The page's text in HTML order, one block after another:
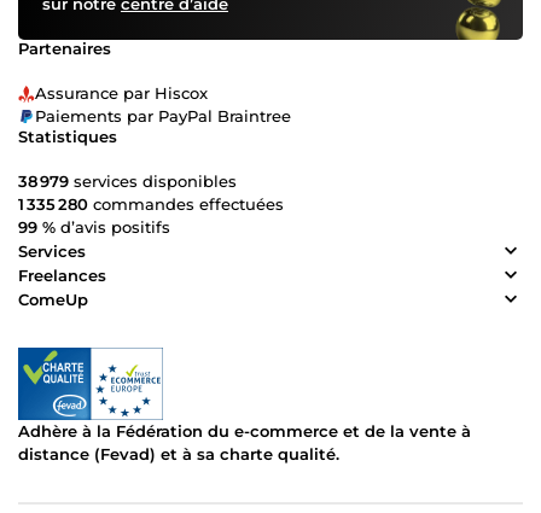
sur notre centre d’aide
Partenaires
Assurance par Hiscox
Paiements par PayPal Braintree
Statistiques
38 979 services disponibles
1 335 280 commandes effectuées
99 % d’avis positifs
Services
Freelances
ComeUp
Adhère à la Fédération du e-commerce et de la vente à
distance (Fevad) et à sa charte qualité.